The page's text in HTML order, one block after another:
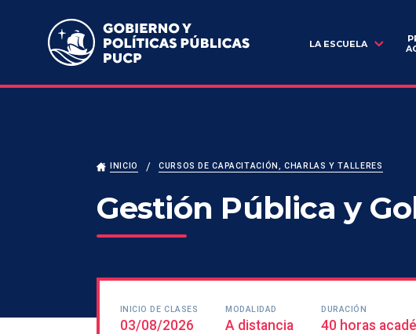
Escuela de Gobierno y Políticas Públicas
LA ESCUELA
INICIO CURSOS DE CAPACITACIÓN, CHARLAS Y TALLERES
Gestión Pública y
INICIO DE CLASES
03/08/2026
MODALIDAD
A distancia
DURACIÓN
40 horas